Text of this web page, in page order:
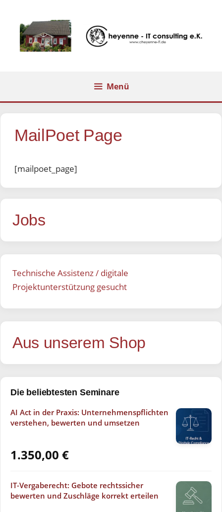
springen
Menü
MailPoet Page
[mailpoet_page]
Jobs
Technische Assistenz / digitale
Projektunterstützung gesucht
Aus unserem Shop
Die beliebtesten Seminare
AI Act in der Praxis: Unternehmenspflichten
verstehen, bewerten und umsetzen
1.350,00 €
IT-Vergaberecht: Gebote rechtssicher
bewerten und Zuschläge korrekt erteilen